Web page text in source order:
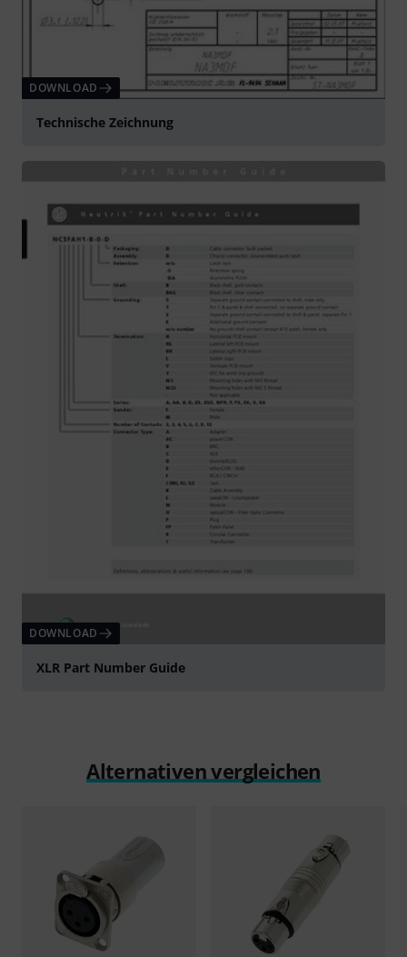
DOWNLOAD
Technische Zeichnung
DOWNLOAD
XLR Part Number Guide
Alternativen vergleichen